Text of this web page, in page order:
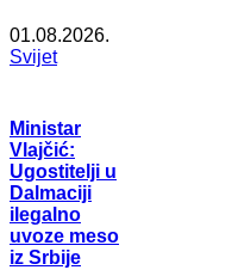
01.08.2026.
Svijet
Ministar
Vlajčić:
Ugostitelji u
Dalmaciji
ilegalno
uvoze meso
iz Srbije